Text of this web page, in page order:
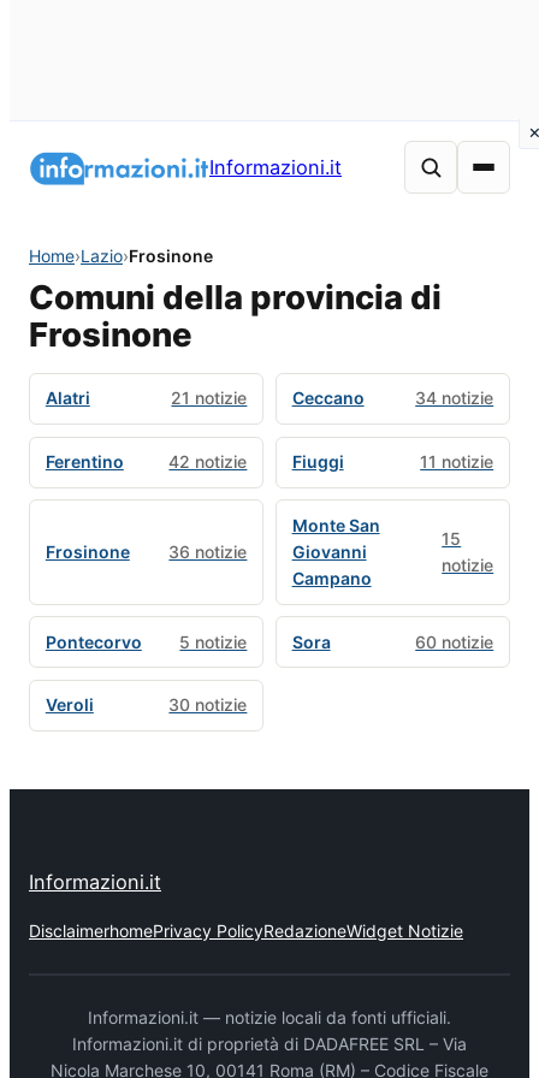
Informazioni.it
Home›Lazio›Frosinone
Comuni della provincia di
Frosinone
Alatri 21 notizie Ceccano 34 notizie
Ferentino 42 notizie Fiuggi 11 notizie
Frosinone 36 notizie
Monte San
Giovanni
Campano
15
notizie
Pontecorvo 5 notizie Sora 60 notizie
Veroli 30 notizie
Informazioni.it
DisclaimerhomePrivacy PolicyRedazioneWidget Notizie
Informazioni.it — notizie locali da fonti ufficiali.
Informazioni.it di proprietà di DADAFREE SRL – Via
Nicola Marchese 10, 00141 Roma (RM) – Codice Fiscale